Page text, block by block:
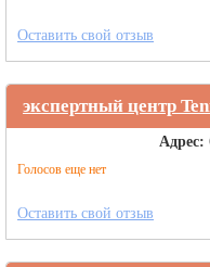
Оставить свой отзыв
экспертный центр
Голосов еще нет
Адрес:
Оставить свой отзыв